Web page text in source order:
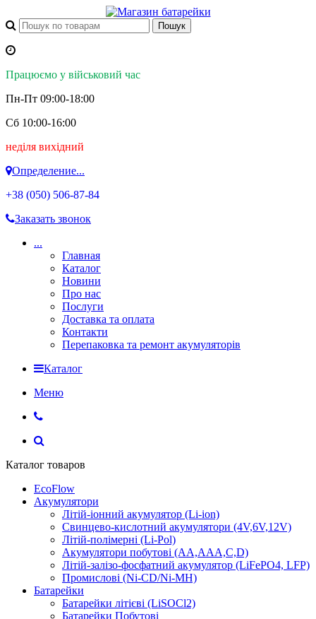
Працюємо у військовий час
Пн-Пт 09:00-18:00
Сб 10:00-16:00
неділя вихідний
Определение...
+38 (050) 506-87-84
Заказать звонок
...
Главная
Каталог
Новини
Про нас
Послуги
Доставка та оплата
Контакти
Перепаковка та ремонт акумуляторів
Каталог
Меню
Каталог товаров
EcoFlow
Акумулятори
Літій-іонний акумулятор (Li-ion)
Свинцево-кислотний акумулятори (4V,6V,12V)
Літій-полімерні (Li-Pol)
Акумулятори побутові (AA,AAA,C,D)
Літій-залізо-фосфатний акумулятор (LiFePO4, LFP)
Промислові (Ni-CD/Ni-MH)
Батарейки
Батарейки літієві (LiSOCl2)
Батарейки Побутові